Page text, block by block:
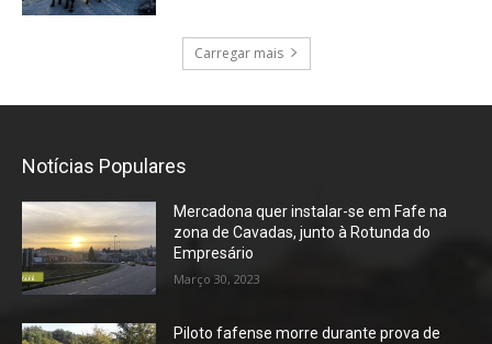
Carregar mais
Notícias Populares
Mercadona quer instalar-se em Fafe na
zona de Cavadas, junto à Rotunda do
Empresário
Março 30, 2023
Piloto fafense morre durante prova de